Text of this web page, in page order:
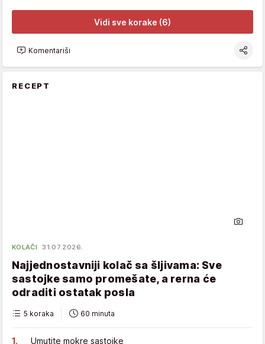
Vidi sve korake (6)
Komentariši
RECEPT
KOLAČI 31.07.2026.
Najjednostavniji kolač sa šljivama: Sve
sastojke samo promešate, a rerna će
odraditi ostatak posla
5 koraka 60 minuta
Umutite mokre sastojke